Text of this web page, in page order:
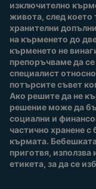
Купи сега
Нашите марки и
продукти
Качество и
Безплатно
изключително
живота, след което
хранителни
на кърменето до
кърменето не
препоръчваме да
специалист
потърсите съвет
Ако решите да не
решение може да
социални и
частично хранене
кърмата.
приготвя, използва
етикета, за да се